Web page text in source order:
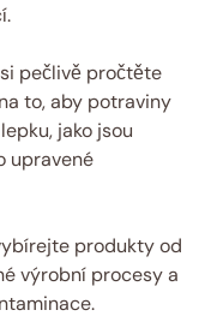
pečlivě pročtěte
to, aby potraviny
jako ⁢jsou
⁣upravené
produkty od
výrobní procesy a